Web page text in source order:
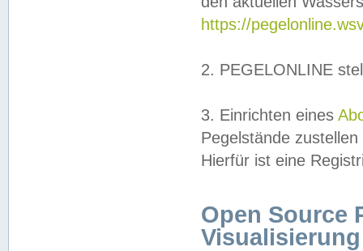
https://
2. PEGELONLINE
3. Einrichten eines
Pegelstände
Hierfür ist eine
Open Source
Visualisierung